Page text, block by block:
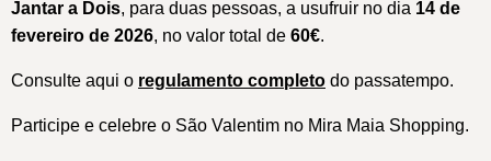
Jantar a Dois, para duas pessoas, a usufruir no dia 14 de
fevereiro de 2026, no valor total de 60€.
Consulte aqui o regulamento completo do passatempo.
Participe e celebre o São Valentim no Mira Maia Shopping.